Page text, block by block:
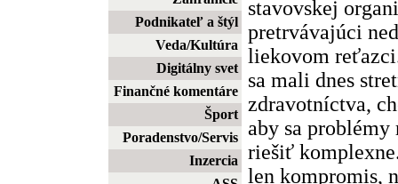
Podnikateľ a štýl
Veda/Kultúra
Digitálny svet
Finančné komentáre
Šport
Poradenstvo/Servis
Inzercia
stavovskej
pretrvávajúci
liekovom
sa mali dnes
zdravotníctva,
aby sa problémy
riešiť
len kompromis,